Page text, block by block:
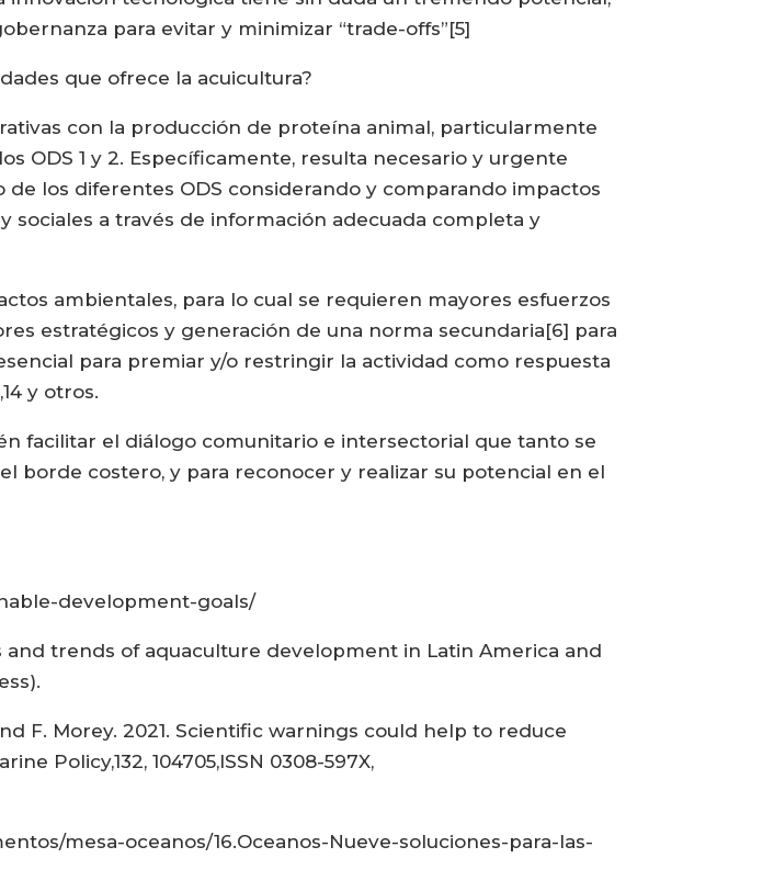
para evitar y minimizar “trade-offs”[5]
que ofrece la acuicultura?
con la producción de proteína animal, particularmente
ODS 1 y 2. Específicamente, resulta necesario y urgente
los diferentes ODS considerando y comparando impactos
sociales a través de información adecuada completa y
ambientales, para lo cual se requieren mayores esfuerzos
estratégicos y generación de una norma secundaria[6] para
para premiar y/o restringir la actividad como respuesta
y otros.
facilitar el diálogo comunitario e intersectorial que tanto se
borde costero, y para reconocer y realizar su potencial en el
development-goals/
and trends of aquaculture development in Latin America and
F. Morey. 2021. Scientific warnings could help to reduce
Policy,132, 104705,ISSN 0308-597X,
mesa-oceanos/16.Oceanos-Nueve-soluciones-para-las-